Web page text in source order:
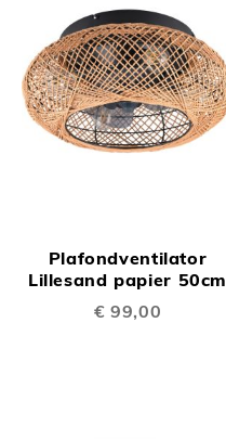
Plafondventilator
Lillesand papier 50cm
€ 99,00